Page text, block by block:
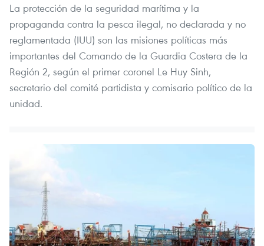
La protección de la seguridad marítima y la
propaganda contra la pesca ilegal, no declarada y no
reglamentada (IUU) son las misiones políticas más
importantes del Comando de la Guardia Costera de la
Región 2, según el primer coronel Le Huy Sinh,
secretario del comité partidista y comisario político de la
unidad.